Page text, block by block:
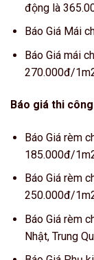
động là
Báo Giá Mái
Báo Giá mái
270.000đ/
Báo giá thi
Báo Giá rèm
185.000đ/
Báo Giá rèm
250.000đ/
Báo Giá rèm
Nhật, Trung